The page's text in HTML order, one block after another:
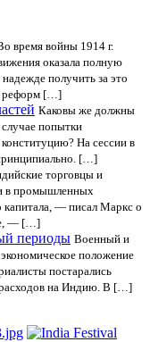
время войны 1914 г.
оказала полную
получить за это
реформ […]
Каковы же должны
попытки
На сессии в
[…]
торговцы и
в промышленных
— писал Маркс о
— […]
периоды Военный и
положение
постарались
на Индию. В […]